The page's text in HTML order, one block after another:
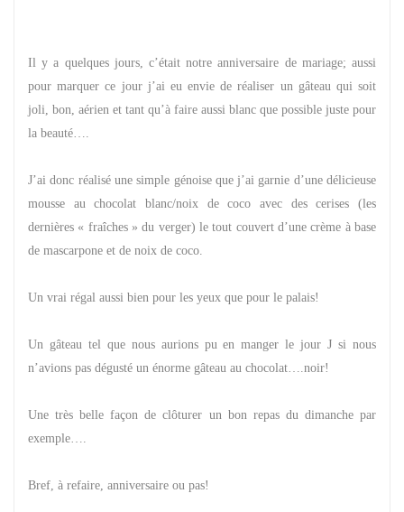
Il y a quelques jours, c’était notre anniversaire de mariage; aussi
pour marquer ce jour j’ai eu envie de réaliser un gâteau qui soit
joli, bon, aérien et tant qu’à faire aussi blanc que possible juste pour
la beauté….
J’ai donc réalisé une simple génoise que j’ai garnie d’une délicieuse
mousse au chocolat blanc/noix de coco avec des cerises (les
dernières « fraîches » du verger) le tout couvert d’une crème à base
de mascarpone et de noix de coco.
Un vrai régal aussi bien pour les yeux que pour le palais!
Un gâteau tel que nous aurions pu en manger le jour J si nous
n’avions pas dégusté un énorme gâteau au chocolat….noir!
Une très belle façon de clôturer un bon repas du dimanche par
exemple….
Bref, à refaire, anniversaire ou pas!